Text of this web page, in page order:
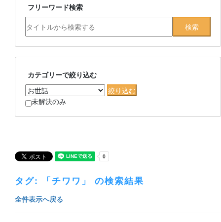
フリーワード検索
カテゴリーで絞り込む
未解決のみ
タグ: 「チワワ」 の検索結果
全件表示へ戻る